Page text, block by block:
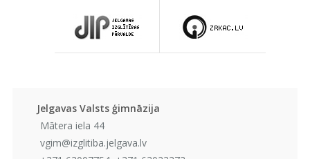
Jelgavas Valsts ģimnāzija
Mātera iela 44
vgim@izglitiba.jelgava.lv